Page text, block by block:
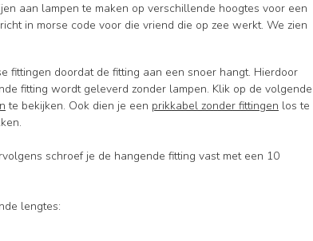
aan lampen te maken op verschillende hoogtes voor een
in morse code voor die vriend die op zee werkt. We zien
fittingen doordat de fitting aan een snoer hangt. Hierdoor
fitting wordt geleverd zonder lampen. Klik op de volgende
te bekijken. Ook dien je een prikkabel zonder fittingen los te
schroef je de hangende fitting vast met een 10
lengtes: